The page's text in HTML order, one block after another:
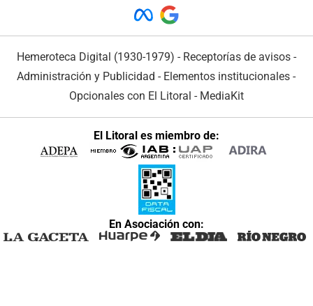
Hemeroteca Digital (1930-1979) - Receptorías de avisos -
Administración y Publicidad - Elementos institucionales -
Opcionales con El Litoral - MediaKit
El Litoral es miembro de:
En Asociación con: